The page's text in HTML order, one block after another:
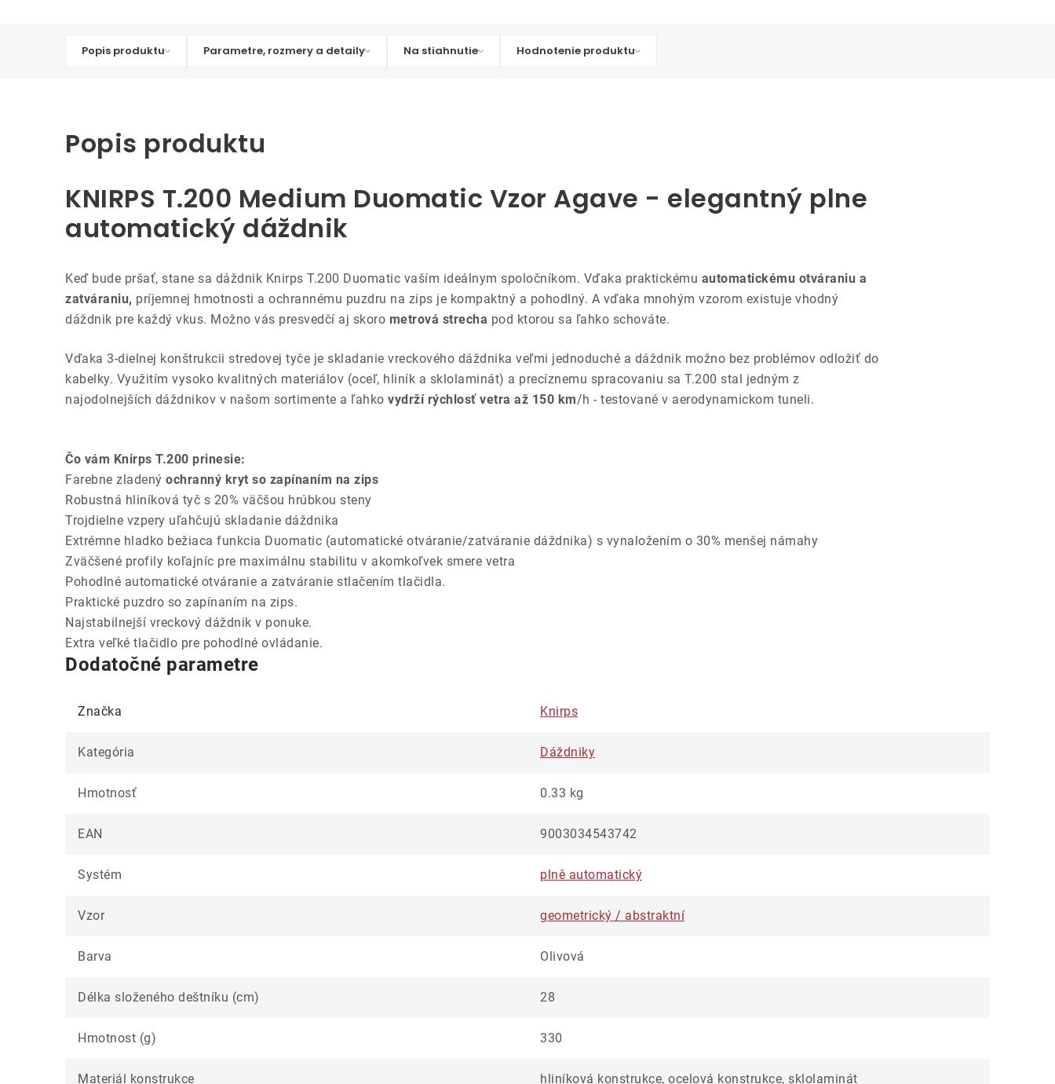
Popis produktu Parametre, rozmery a detaily Na stiahnutie Hodnotenie produktu
Popis produktu
KNIRPS T.200 Medium Duomatic Vzor Agave - elegantný plne
automatický dáždnik
Keď bude pršať, stane sa dáždnik Knirps T.200 Duomatic vaším ideálnym spoločníkom. Vďaka praktickému automatickému otváraniu a
zatváraniu, príjemnej hmotnosti a ochrannému puzdru na zips je kompaktný a pohodlný. A vďaka mnohým vzorom existuje vhodný
dáždnik pre každý vkus. Možno vás presvedčí aj skoro metrová strecha pod ktorou sa ľahko schováte.
Vďaka 3-dielnej konštrukcii stredovej tyče je skladanie vreckového dáždnika veľmi jednoduché a dáždnik možno bez problémov odložiť do
kabelky. Využitím vysoko kvalitných materiálov (oceľ, hliník a sklolaminát) a precíznemu spracovaniu sa T.200 stal jedným z
najodolnejších dáždnikov v našom sortimente a ľahko vydrží rýchlosť vetra až 150 km/h - testované v aerodynamickom tuneli.
Čo vám Knirps T.200 prinesie:
Farebne zladený ochranný kryt so zapínaním na zips
Robustná hliníková tyč s 20% väčšou hrúbkou steny
Trojdielne vzpery uľahčujú skladanie dáždnika
Extrémne hladko bežiaca funkcia Duomatic (automatické otváranie/zatváranie dáždnika) s vynaložením o 30% menšej námahy
Zväčšené profily koľajníc pre maximálnu stabilitu v akomkoľvek smere vetra
Pohodlné automatické otváranie a zatváranie stlačením tlačidla.
Praktické puzdro so zapínaním na zips.
Najstabilnejší vreckový dáždnik v ponuke.
Extra veľké tlačidlo pre pohodlné ovládanie.
Dodatočné parametre
Značka Knirps
Kategória Dáždniky
Hmotnosť 0.33 kg
EAN 9003034543742
Systém plně automatický
Vzor geometrický / abstraktní
Barva Olivová
Délka složeného deštníku (cm) 28
Hmotnost (g) 330
Materiál konstrukce hliníková konstrukce, ocelová konstrukce, sklolaminát